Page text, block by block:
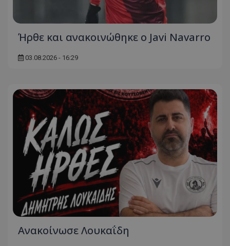
Ήρθε και ανακοινώθηκε ο Javi Navarro
03.08.2026 - 16:29
Ανακοίνωσε Λουκαΐδη